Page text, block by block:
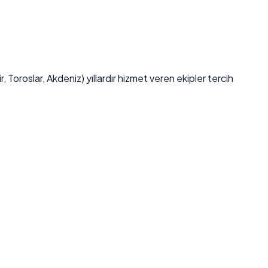
Akdeniz) yıllardır hizmet veren ekipler tercih